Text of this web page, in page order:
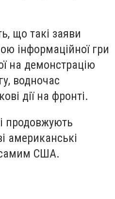
що такі заяви
інформаційної гри
на демонстрацію
водночас
дії на фронті.
продовжують
американські
самим США.